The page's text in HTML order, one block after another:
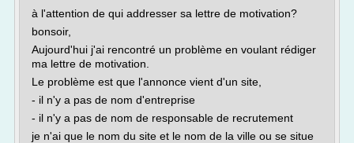
à l'attention de qui addresser sa lettre de motivation?
bonsoir,
Aujourd'hui j'ai rencontré un problème en voulant rédiger
ma lettre de motivation.
Le problème est que l'annonce vient d'un site,
- il n'y a pas de nom d'entreprise
- il n'y a pas de nom de responsable de recrutement
je n'ai que le nom du site et le nom de la ville ou se situe